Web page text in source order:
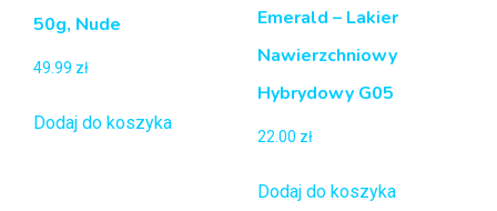
50g, Nude
49.99 zł
Dodaj do koszyka
Emerald – Lakier
Nawierzchniowy
Hybrydowy G05
22.00 zł
Dodaj do koszyka